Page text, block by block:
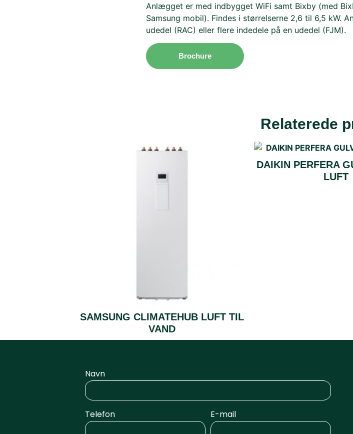
Anlægget er med indbygget WiFi samt Bixby (med
Samsung mobil). Findes i størrelserne 2,6 til 6,5 kW.
udedel (RAC) eller flere indedele på en udedel (FJM).
Brochure
Relaterede
SAMSUNG CLIMATEHUB LUFT TIL
VAND
DAIKIN PERFERA
LUFT
Navn
Telefon E-mail